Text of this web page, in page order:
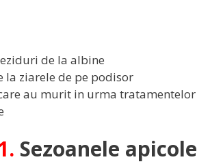
de la albine
la ziarele de pe podisor
au murit in urma tratamentelor
Sezoanele apicole